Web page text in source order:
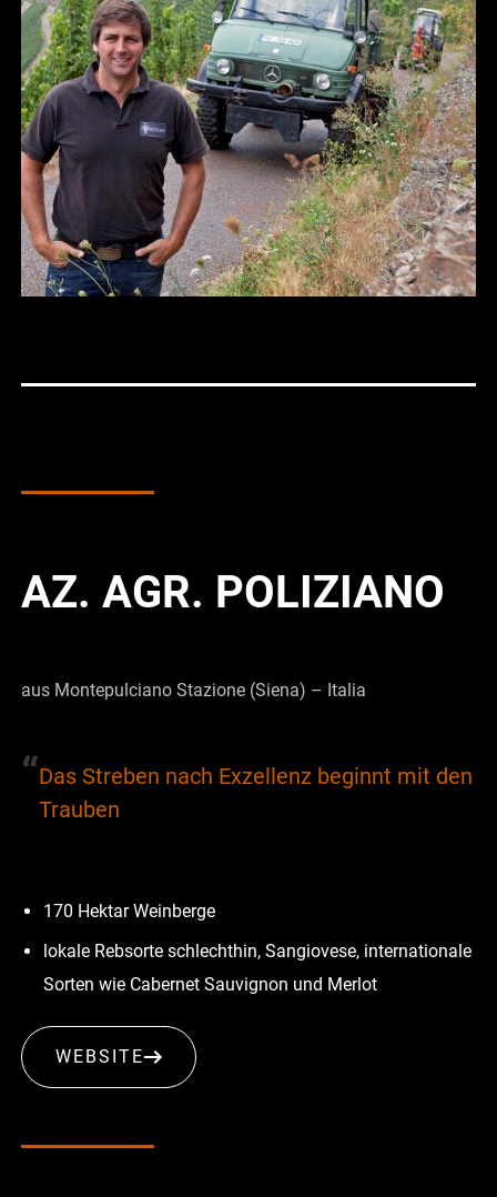
AZ. AGR. POLIZIANO
aus Montepulciano Stazione (Siena) – Italia
“Das Streben nach Exzellenz beginnt mit den
Trauben
170 Hektar Weinberge
lokale Rebsorte schlechthin, Sangiovese, internationale
Sorten wie Cabernet Sauvignon und Merlot
WEBSITE